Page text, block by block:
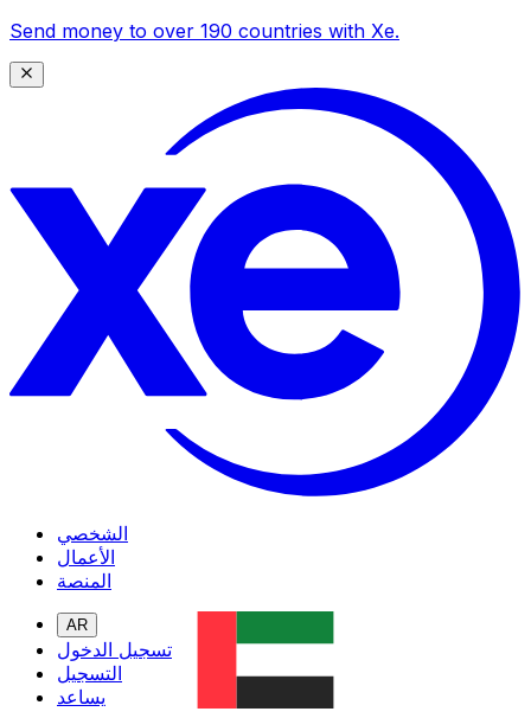
Send money to over 190 countries with Xe.
الشخصي
الأعمال
المنصة
AR
تسجيل الدخول
التسجيل
يساعد